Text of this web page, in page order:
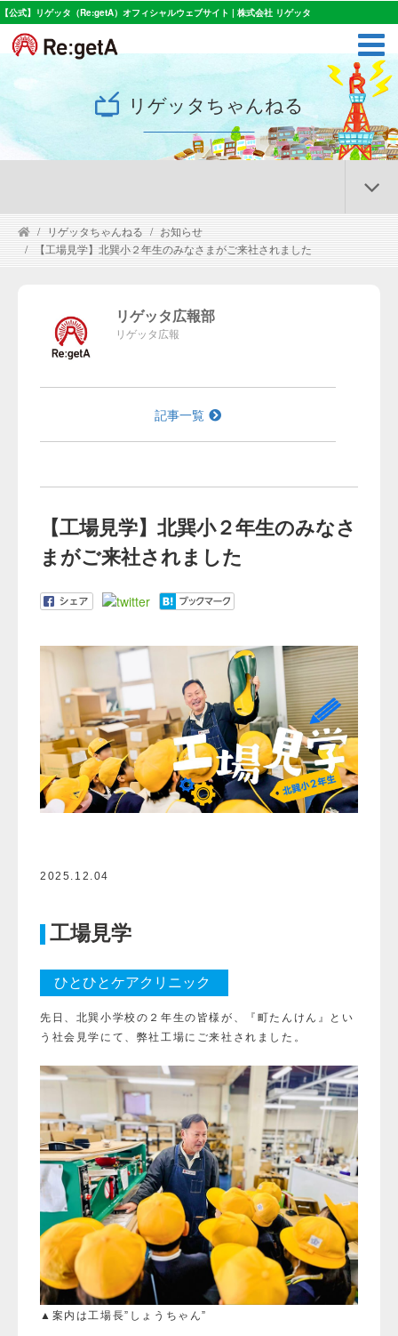
【公式】リゲッタ（Re:getA）オフィシャルウェブサイト | 株式会社 リゲッタ
リゲッタちゃんねる
リゲッタちゃんねる
お知らせ
【工場見学】北巽小２年生のみなさまがご来社されました
リゲッタ広報部
リゲッタ広報
記事一覧
【工場見学】北巽小２年生のみなさ
まがご来社されました
2025.12.04
工場見学
ひとひとケアクリニック
先日、北巽小学校の２年生の皆様が、『町たんけん』とい
う社会見学にて、弊社工場にご来社されました。
▲案内は工場長”しょうちゃん”